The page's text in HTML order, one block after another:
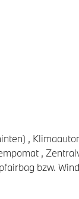
,
,
bzw.